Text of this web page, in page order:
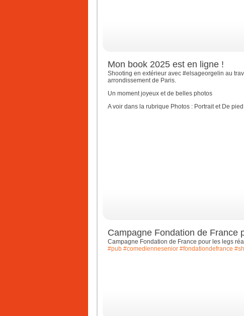
Mon book 2025 est en ligne !
Shooting en extérieur avec #elsageorgelin au
arrondissement de Paris.
Un moment joyeux et de belles photos
A voir dans la rubrique Photos : Portrait et De
Campagne Fondation de France
Campagne Fondation de France pour les legs
#pub #comediennesenior #fondationdefrance